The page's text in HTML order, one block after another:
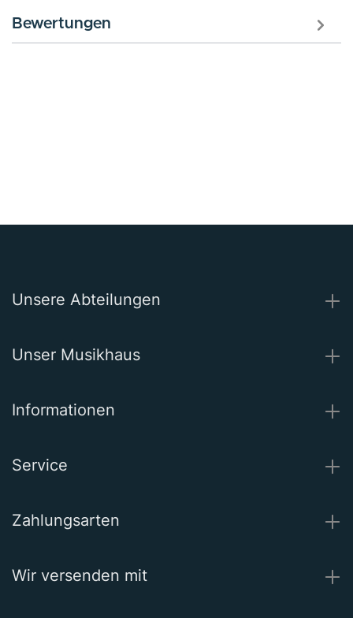
Bewertungen
Unsere Abteilungen
Unser Musikhaus
Informationen
Service
Zahlungsarten
Wir versenden mit